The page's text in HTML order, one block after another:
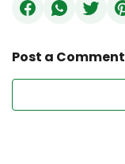
Post a Comment